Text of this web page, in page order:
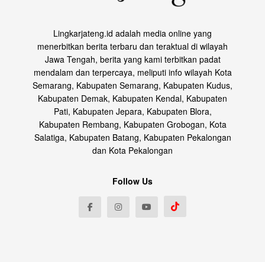
Lingkarjateng.id adalah media online yang
menerbitkan berita terbaru dan teraktual di wilayah
Jawa Tengah, berita yang kami terbitkan padat
mendalam dan terpercaya, meliputi info wilayah Kota
Semarang, Kabupaten Semarang, Kabupaten Kudus,
Kabupaten Demak, Kabupaten Kendal, Kabupaten
Pati, Kabupaten Jepara, Kabupaten Blora,
Kabupaten Rembang, Kabupaten Grobogan, Kota
Salatiga, Kabupaten Batang, Kabupaten Pekalongan
dan Kota Pekalongan
Follow Us